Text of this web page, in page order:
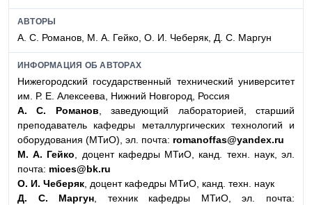
АВТОРЫ
А. С. Романов, М. А. Гейко, О. И. Чеберяк, Д. С. Маргун
ИНФОРМАЦИЯ ОБ АВТОРАХ
Нижегородский государственный технический университет
им. Р. Е. Алексеева, Нижний Новгород, Россия
А. С. Романов, заведующий лабораторией, старший
преподаватель кафедры металлургических технологий и
оборудования (МТиО), эл. почта: romanoffas@yandex.ru
М. А. Гейко, доцент кафедры МТиО, канд. техн. наук, эл.
почта: mices@bk.ru
О. И. Чеберяк, доцент кафедры МТиО, канд. техн. наук
Д. С. Маргун, техник кафедры МТиО, эл. почта: